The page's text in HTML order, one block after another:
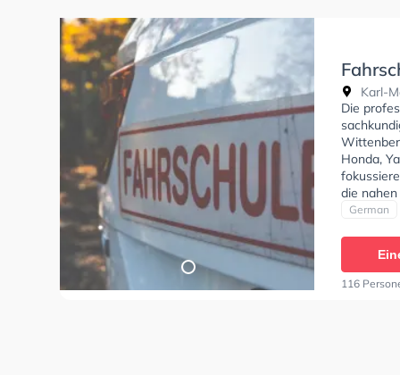
Karl-
Die
Honda,
die
Klasse C,
können
German
116